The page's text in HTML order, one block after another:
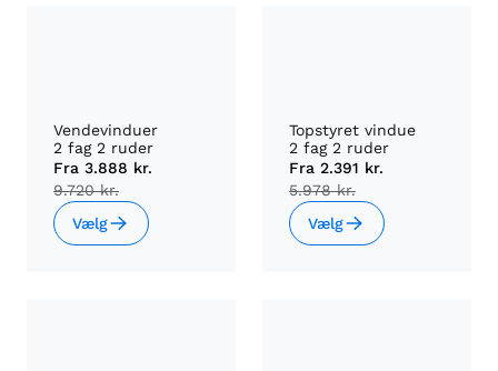
Vendevinduer
2 fag 2 ruder
Fra 3.888 kr.
9.720 kr.
Vælg
Topstyret vindue
2 fag 2 ruder
Fra 2.391 kr.
5.978 kr.
Vælg